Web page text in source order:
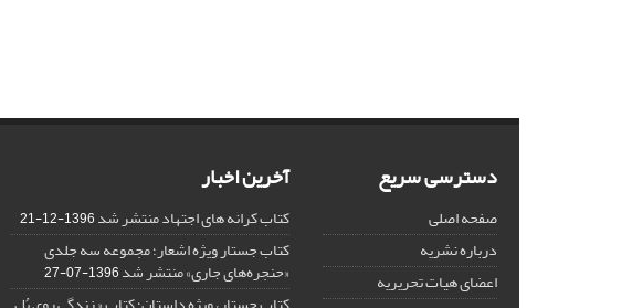
دسترسی سریع
صفحه اصلی
درباره نشریه
اعضای هیات تحریریه
آخرین اخبار
کتاب کرانه های اجتهاد منتشر شد1396-12-21
کتاب جستار ویژه اشعار؛ مجموعه سه جلدی
«حنجره‌های جاری» منتشر شد1396-07-27